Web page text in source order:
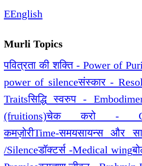
EEnglish
Murli Topics
पवित्रता की शक्ति - Power of
power of silenceसंस्कार -
Traitsसिद्धि स्वरुप -
(fruitions)चेक करो -
कमज़ोरीTime-समयसायन्स और
/Silenceडॉक्टर्स -Medical wing